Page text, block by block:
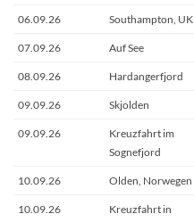
06.09.26 Southampton, UK
07.09.26 Auf See
08.09.26 Hardangerfjord
09.09.26 Skjolden
09.09.26
Kreuzfahrt im
Sognefjord
10.09.26 Olden, Norwegen
10.09.26
Kreuzfahrt in